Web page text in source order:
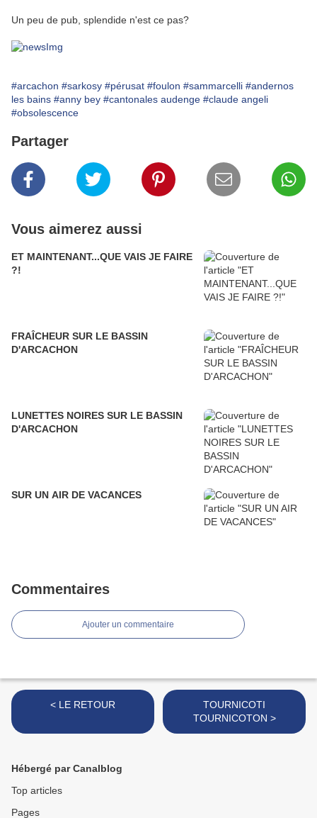
Un peu de pub, splendide n'est ce pas?
#arcachon #sarkosy #pérusat #foulon #sammarcelli #andernos
les bains #anny bey #cantonales audenge #claude angeli
#obsolescence
Partager
Vous aimerez aussi
ET MAINTENANT...QUE VAIS JE FAIRE
?!
FRAÎCHEUR SUR LE BASSIN
D'ARCACHON
LUNETTES NOIRES SUR LE BASSIN
D'ARCACHON
SUR UN AIR DE VACANCES
Commentaires
Ajouter un commentaire
< LE RETOUR
TOURNICOTI
TOURNICOTON >
Hébergé par Canalblog
Top articles
Pages